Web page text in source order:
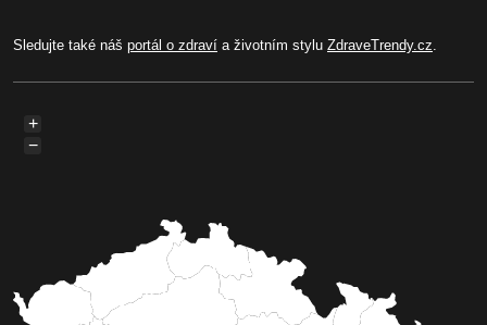
Sledujte také náš portál o zdraví a životním stylu ZdraveTrendy.cz.
+
−